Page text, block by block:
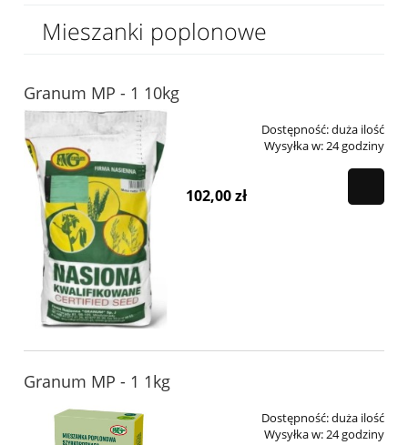
Mieszanki poplonowe
Granum MP - 1 10kg
Dostępność:duża ilość
Wysyłka w:24 godziny
102,00 zł
Granum MP - 1 1kg
Dostępność:duża ilość
Wysyłka w:24 godziny